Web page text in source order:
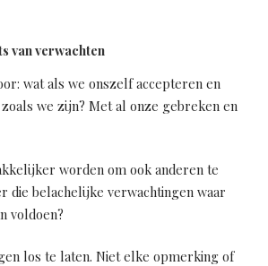
van verwachten
wat als we onszelf accepteren en
we zijn? Met al onze gebreken en
worden om ook anderen te
die belachelijke verwachtingen waar
voldoen?
los te laten. Niet elke opmerking of